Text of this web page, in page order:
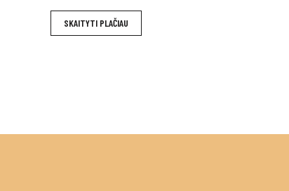
SKAITYTI PLAČIAU